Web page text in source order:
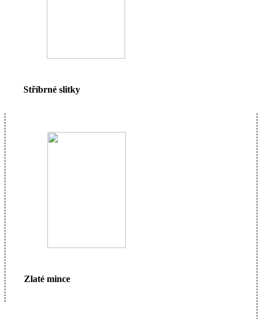
Stříbrné slitky
Zlaté mince